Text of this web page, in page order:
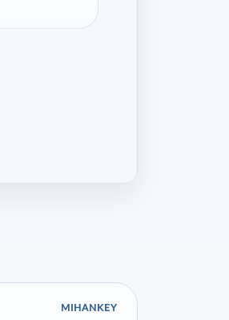
MIHANKEY